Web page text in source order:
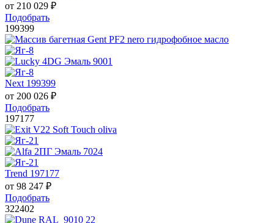
от 210 029 ₽
Подобрать
199399
Next 199399
от 200 026 ₽
Подобрать
197177
Trend 197177
от 98 247 ₽
Подобрать
322402